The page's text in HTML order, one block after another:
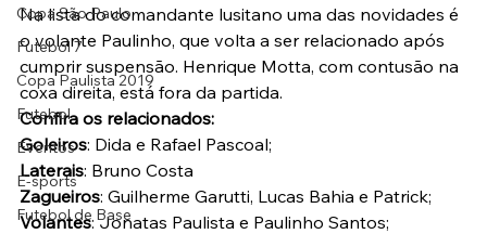
Copa São Paulo
Futebol 7
Copa Paulista 2019
Futebol
Eventos
E-sports
Futebol de Base
Na lista do comandante lusitano uma das novidades é
o volante Paulinho, que volta a ser relacionado após
cumprir suspensão. Henrique Motta, com contusão na
coxa direita, está fora da partida.
Confira os relacionados:
Goleiros: Dida e Rafael Pascoal;
Laterais: Bruno Costa
Zagueiros: Guilherme Garutti, Lucas Bahia e Patrick;
Volantes: Jonatas Paulista e Paulinho Santos;